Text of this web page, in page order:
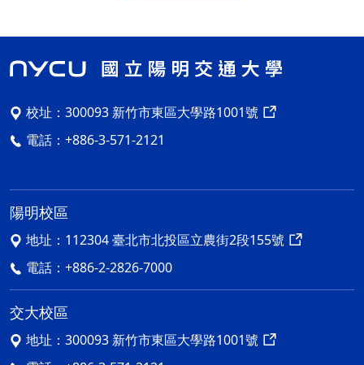
校址： 300093 新竹市東區大學路1001號
電話： +886-3-571-2121
陽明校區
地址： 112304 臺北市北投區立農街2段155號
電話： +886-2-2826-7000
交大校區
地址： 300093 新竹市東區大學路1001號